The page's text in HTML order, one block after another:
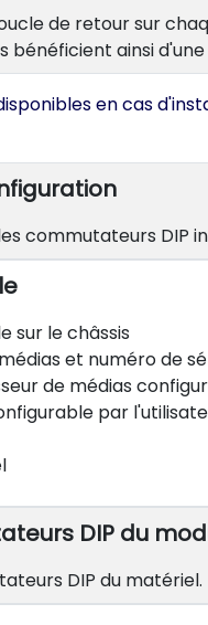
de retour sur
bénéficient ainsi
en cas
commutateurs DIP
sur le châssis
et numéro de
de médias
par
DIP du
DIP du matériel.